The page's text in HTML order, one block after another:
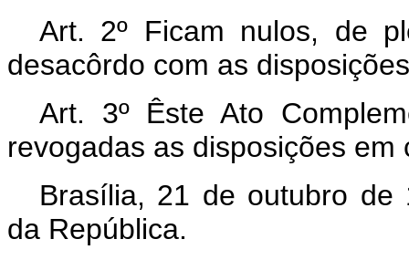
Art. 2º Ficam nulos, de
desacôrdo com as
Art. 3º Êste Ato
revogadas as disposições em
Brasília, 21 de outubro de
da República.